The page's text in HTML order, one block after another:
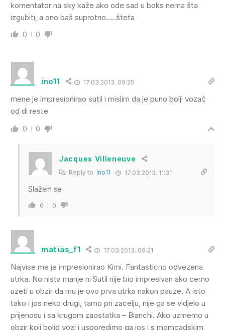
komentator na sky kaže ako ode sad u boks nema šta
izgubiti, a ono baš suprotno…..šteta
0 0
ino11 17.03.2013. 09:25
mene je impresionirao sutil i mislim da je puno bolji vozač
od di reste
0 0
Jacques Villeneuve
Reply to ino11 17.03.2013. 11:31
Slažem se
0 0
matias_f1 17.03.2013. 09:21
Najvise me je impresionirao Kimi. Fantasticno odvezena
utrka. No nista manje ni Sutil nije bio impresivan ako cemo
uzeti u obzir da mu je ovo prva utrka nakon pauze. A isto
tako i jos neko drugi, tamo pri zacelju, nije ga se vidjelo u
prijenosu i sa krugom zaostatka – Bianchi. Ako uzmemo u
obzir koji bolid vozi i usporedimo ga jos i s momcadskim